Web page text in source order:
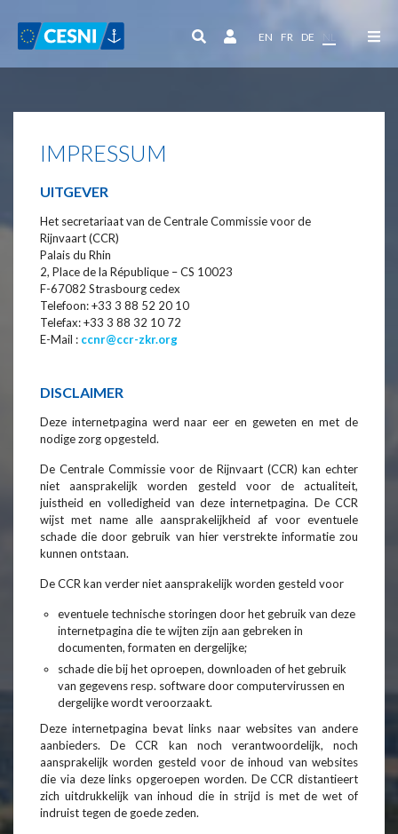
EN FR DE
IMPRESSUM
UITGEVER
Het secretariaat van de Centrale Commissie voor de
Rijnvaart (CCR)
Palais du Rhin
2, Place de la République – CS 10023
F-67082 Strasbourg cedex
Telefoon: +33 3 88 52 20 10
Telefax: +33 3 88 32 10 72
E-Mail : ccnr@ccr-zkr.org
DISCLAIMER
Deze internetpagina werd naar eer en geweten en met de
nodige zorg opgesteld.
De Centrale Commissie voor de Rijnvaart (CCR) kan echter
niet aansprakelijk worden gesteld voor de actualiteit,
juistheid en volledigheid van deze internetpagina. De CCR
wijst met name alle aansprakelijkheid af voor eventuele
schade die door gebruik van hier verstrekte informatie zou
kunnen ontstaan.
De CCR kan verder niet aansprakelijk worden gesteld voor
eventuele technische storingen door het gebruik van deze
internetpagina die te wijten zijn aan gebreken in
documenten, formaten en dergelijke;
schade die bij het oproepen, downloaden of het gebruik
van gegevens resp. software door computervirussen en
dergelijke wordt veroorzaakt.
Deze internetpagina bevat links naar websites van andere
aanbieders. De CCR kan noch verantwoordelijk, noch
aansprakelijk worden gesteld voor de inhoud van websites
die via deze links opgeroepen worden. De CCR distantieert
zich uitdrukkelijk van inhoud die in strijd is met de wet of
indruist tegen de goede zeden.